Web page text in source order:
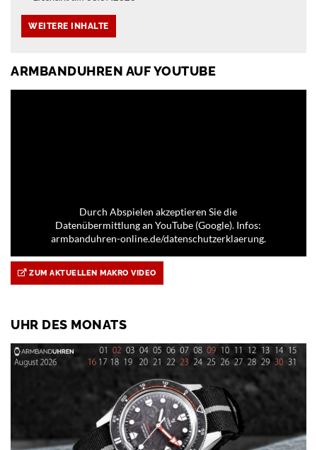
ARMBANDUHREN AUF YOUTUBE
Durch Abspielen akzeptieren Sie die
Datenübermittlung an YouTube (Google). Infos:
armbanduhren-online.de/datenschutzerklaerung.
ZUM AKTUELLEN MAKRO VIDEO
UHR DES MONATS